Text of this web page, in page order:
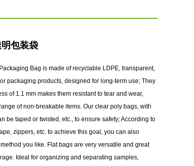
包装袋
Bag is made of recyclable LDPE, transparent,
packaging products, designed for long-term use; They
of 1.1 mm makes them resistant to tear and wear,
of non-breakable items. Our clear poly bags, with
be taped or twisted, etc., to ensure safety; According to
zippers, etc. to achieve this goal, you can also
you like. Flat bags are very versatile and great
Ideal for organizing and separating samples,